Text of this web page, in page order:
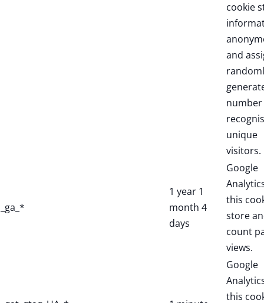
cookie
and
unique
visitors.
_ga_*
1 year 1
month 4
days
Google
this
store
count
views.
Google
this